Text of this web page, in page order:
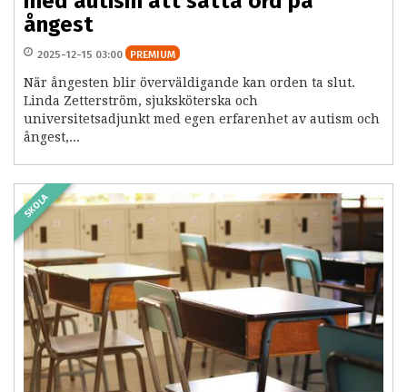
ångest
2025-12-15 03:00 PREMIUM
När ångesten blir överväldigande kan orden ta slut.
Linda Zetterström, sjuksköterska och
universitetsadjunkt med egen erfarenhet av autism och
ångest,...
SKOLA